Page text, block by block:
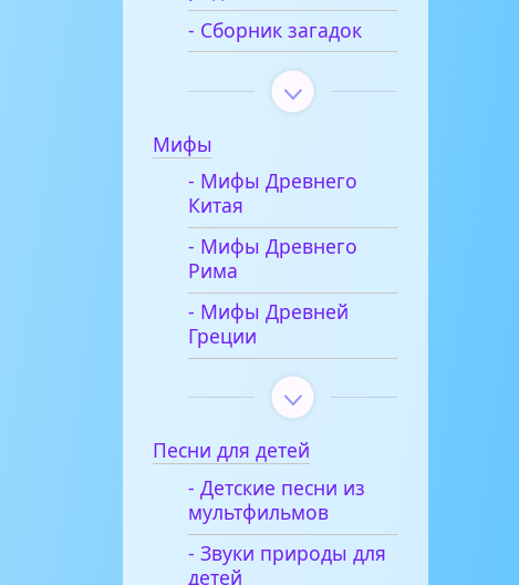
- Сборник загадок
Мифы
- Мифы Древнего
Китая
- Мифы Древнего
Рима
- Мифы Древней
Греции
Песни для детей
- Детские песни из
мультфильмов
- Звуки природы для
детей